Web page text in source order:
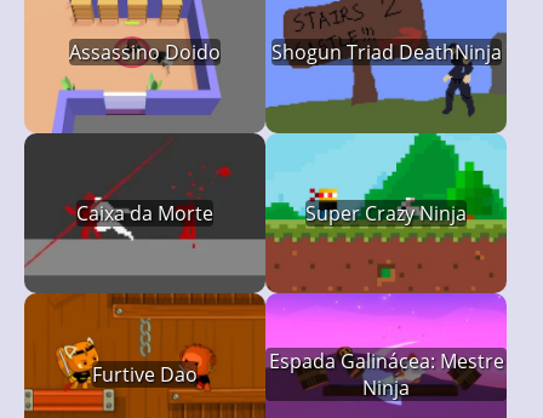
Assassino Doido Shogun Triad DeathNinja
Caixa da Morte Super Crazy Ninja
Furtive Dao
Espada Galinácea: Mestre
Ninja